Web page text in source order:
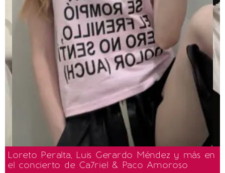
Loreto Peralta, Luis Gerardo Méndez y más en
el concierto de Ca7riel & Paco Amoroso